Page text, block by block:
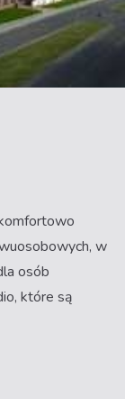
w
osób
które są